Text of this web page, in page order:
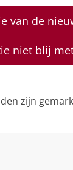
van de
niet blij
zijn